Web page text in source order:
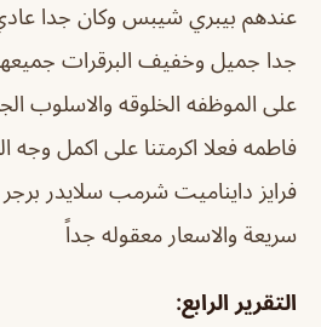
عندهم بيبري شيبس وكان جدا عادي
جدا جميل وخفيف البرقرات
على الموظفه الخلوقه والاسلوب
فاطمه فعلا اكرمتنا على اكمل وجه
فرايز دايناميت شرمب سلايدر برجر
سريعة والاسعار معقوله جداً
التقرير الرابع: